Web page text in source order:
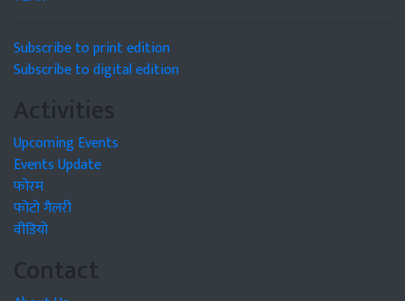
Subscribe to print edition
Subscribe to digital edition
Activities
Upcoming Events
Events Update
फोरम
फोटो गैलरी
वीडियो
Contact